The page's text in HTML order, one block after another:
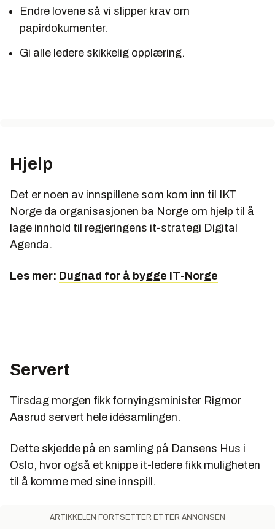
Endre lovene så vi slipper krav om
papirdokumenter.
Gi alle ledere skikkelig opplæring.
Hjelp
Det er noen av innspillene som kom inn til IKT
Norge da organisasjonen ba Norge om hjelp til å
lage innhold til regjeringens it-strategi Digital
Agenda.
Les mer: Dugnad for å bygge IT-Norge
Servert
Tirsdag morgen fikk fornyingsminister Rigmor
Aasrud servert hele idésamlingen.
Dette skjedde på en samling på Dansens Hus i
Oslo, hvor også et knippe it-ledere fikk muligheten
til å komme med sine innspill.
ARTIKKELEN FORTSETTER ETTER ANNONSEN